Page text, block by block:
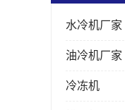
水冷机厂家
油冷机厂家
冷冻机